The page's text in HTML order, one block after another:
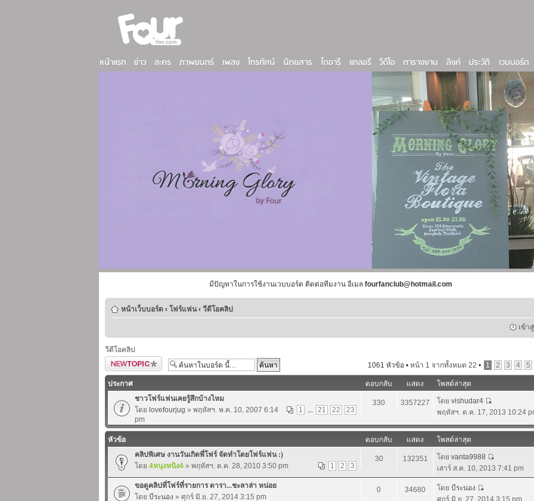
มีปัญหาในการใช้งานเวบบอร์ด ติดต่อทีมงาน อีเมล fourfanclub@hotmail.com
หน้าเว็บบอร์ด ‹ โฟร์แฟน ‹ วีดีโอคลิป
เข้า
วีดีโอคลิป
ตั้งกระทู้ใหม่
1061 หัวข้อ • หน้า 1 จากทั้งหมด 22 • 1 2 3 4 5
ประกาศ ตอบกลับ แสดง
โพสต์ล่าสุด
ชาวโฟร์แฟนเคยรู้สึกบ้างไหม
1
... 21 22 23
โดย lovefourjug » พฤหัสฯ. พ.ค. 10, 2007 6:14
pm
330 3357227 โดย vishudar4
พฤหัสฯ. ต.ค. 17, 2013 10:24
หัวข้อ ตอบกลับ แสดง
โพสต์ล่าสุด
คลิปพิเศษ งานวันเกิดพี่โฟร์ จัดทำโดยโฟร์แฟน :)
1
2 3
โดย 4หนุงหนิง4 » พฤหัสฯ. ต.ค. 28, 2010 3:50 pm
30 132351 โดย vanta9988
เสาร์ ส.ค. 10, 2013 7:41 pm
ขอดูคลิปที่โฟร์ที่รายการ ดารา...ชะลาล่า หน่อย
โดย บีระนอง » ศุกร์ มิ.ย. 27, 2014 3:15 pm
0 34680 โดย บีระนอง
ศุกร์ มิ.ย. 27, 2014 3:15 pm